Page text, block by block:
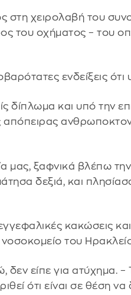
στη χειρολαβή του
του οχήματος – του
ενδείξεις ότι
και υπό την
απόπειρας
μας, ξαφνικά βλέπω
δεξιά, και
κακώσεις
του
είπε για ατύχημα. –
ότι είναι σε θέση